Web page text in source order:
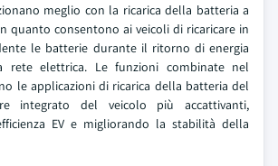
meglio con la ricarica della batteria a
quanto consentono ai veicoli di ricaricare in
le batterie durante il ritorno di energia
rete elettrica. Le funzioni combinate nel
le applicazioni di ricarica della batteria del
integrato del veicolo più accattivanti,
EV e migliorando la stabilità della